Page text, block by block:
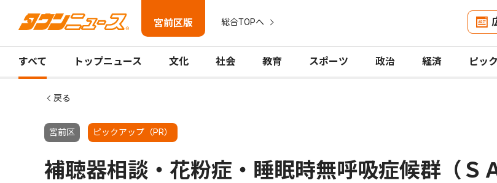
宮前区版 総合TOPへ
すべて トップニュース 文化 社会 教育 スポーツ 政治 経済 ピッ
戻る
宮前区 ピックアップ（PR）
補聴器相談・花粉症・睡眠時無呼吸症候群（Ｓ